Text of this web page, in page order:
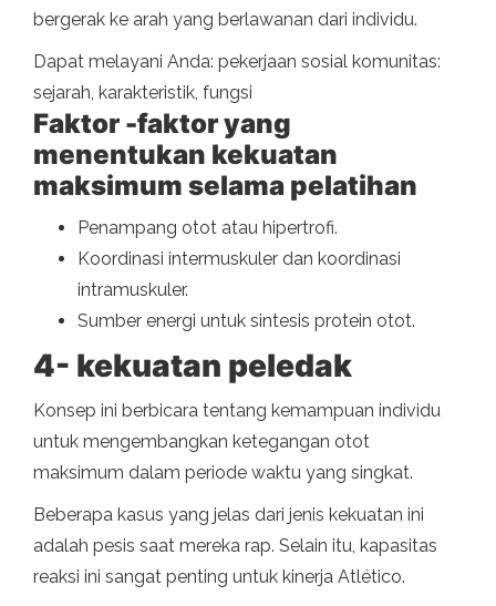
bergerak ke arah yang berlawanan dari individu.
Dapat melayani Anda: pekerjaan sosial komunitas:
sejarah, karakteristik, fungsi
Faktor -faktor yang
menentukan kekuatan
maksimum selama pelatihan
Penampang otot atau hipertrofi.
Koordinasi intermuskuler dan koordinasi
intramuskuler.
Sumber energi untuk sintesis protein otot.
4- kekuatan peledak
Konsep ini berbicara tentang kemampuan individu
untuk mengembangkan ketegangan otot
maksimum dalam periode waktu yang singkat.
Beberapa kasus yang jelas dari jenis kekuatan ini
adalah pesis saat mereka rap. Selain itu, kapasitas
reaksi ini sangat penting untuk kinerja Atlético.